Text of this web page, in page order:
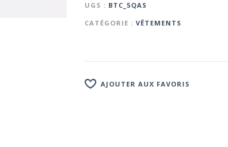
UGS : BTC_5QAS
CATÉGORIE : VÊTEMENTS
AJOUTER AUX FAVORIS